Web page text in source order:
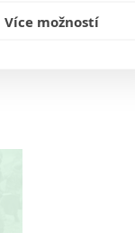
Více možností